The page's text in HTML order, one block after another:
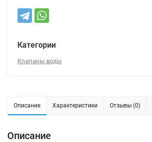
Категории
Клапаны воды
Описание Характеристики Отзывы (0)
Описание